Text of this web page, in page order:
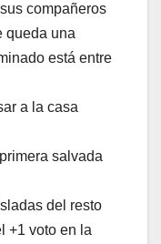
compañeros
queda una
está entre
a la casa
salvada
del resto
+1 voto en la